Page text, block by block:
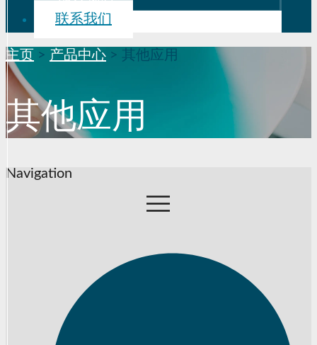
联系我们
主页 > 产品中心 > 其他应用
其他应用
Navigation